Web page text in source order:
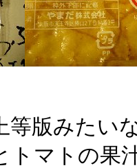
版みたい
トマトの果